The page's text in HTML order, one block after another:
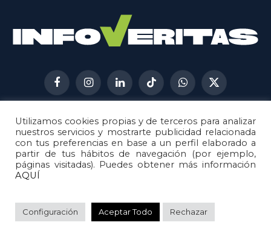
FacebookInstagramLinkedInTikTokWhatsApp
X
(Twitter)
AVISO LEGAL
METODOLOGÍA
POLÍTICA DE COOKIES
POLÍTICA DE CORRECCIONES
© 2026Metech. Todos los derechos reservados.
Utilizamos cookies propias y de terceros para analizar
nuestros servicios y mostrarte publicidad relacionada
con tus preferencias en base a un perfil elaborado a
partir de tus hábitos de navegación (por ejemplo,
páginas visitadas). Puedes obtener más información
AQUÍ
Configuración Aceptar Todo Rechazar